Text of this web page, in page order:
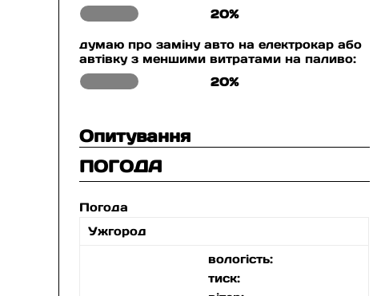
20%
думаю про заміну авто на електрокар або
автівку з меншими витратами на паливо:
20%
Опитування
ПОГОДА
Погода
Ужгород
вологість:
тиск: